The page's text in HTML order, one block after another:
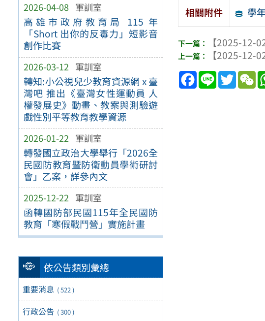
2026-04-08 軍訓室
高雄市政府教育局 115 年
「Short 出你的反毒力」短影音
創作比賽
2026-03-12 軍訓室
轉知:小公視兒少教育資源網 x 臺
灣吧 推出《臺灣女性運動員 人
權發展史》動畫、教案與測驗遊
戲性別平等教育教學資源
2026-01-22 軍訓室
轉發國立政治大學舉行「2026全
民國防教育暨防衛動員學術研討
會」乙案，詳參內文
2025-12-22 軍訓室
函轉國防部民國115年全民國防
教育「寒假戰鬥營」實施計畫
依公告類別彙總
重要消息 ( 522 )
行政公告 ( 300 )
相關附件 學
【2025-12-02
【2025-12-
Facebook
Line